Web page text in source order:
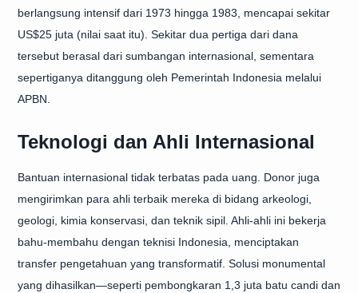
berlangsung intensif dari 1973 hingga 1983, mencapai sekitar
US$25 juta (nilai saat itu). Sekitar dua pertiga dari dana
tersebut berasal dari sumbangan internasional, sementara
sepertiganya ditanggung oleh Pemerintah Indonesia melalui
APBN.
Teknologi dan Ahli Internasional
Bantuan internasional tidak terbatas pada uang. Donor juga
mengirimkan para ahli terbaik mereka di bidang arkeologi,
geologi, kimia konservasi, dan teknik sipil. Ahli-ahli ini bekerja
bahu-membahu dengan teknisi Indonesia, menciptakan
transfer pengetahuan yang transformatif. Solusi monumental
yang dihasilkan—seperti pembongkaran 1,3 juta batu candi dan